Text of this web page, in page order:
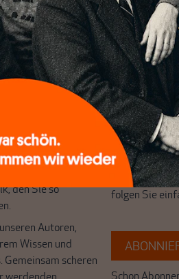
sich
aus einer
und ist
einzigartig.
das große Ganze.
den Sie so
Autoren,
Wissen und
Gemeinsam scheren
Wir verlassen
Filterblase, in
haben. Wir
frische Luft
Brauchen Sie
folgen Sie
Schon